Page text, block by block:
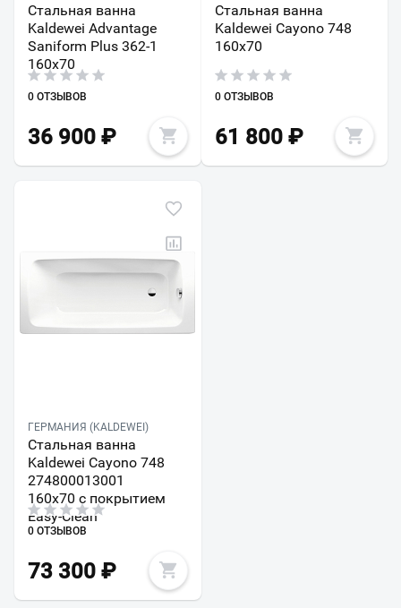
Стальная ванна
Kaldewei Advantage
Saniform Plus 362-1
160х70
0 ОТЗЫВОВ
36 900 ₽
Стальная ванна
Kaldewei Cayono 748
160х70
0 ОТЗЫВОВ
61 800₽
ГЕРМАНИЯ (KALDEWEI)
Стальная ванна
Kaldewei Cayono 748
274800013001
160х70 с покрытием
Easy-Clean
0 ОТЗЫВОВ
73 300 ₽